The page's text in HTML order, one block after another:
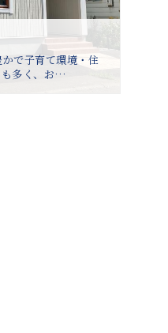
で子育て環境・住
も多く、お…